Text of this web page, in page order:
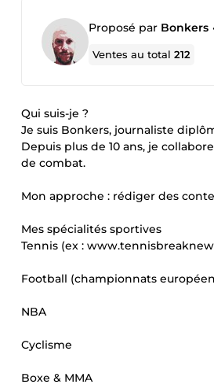
Proposé par Bonkers
Ventes au total212
Qui suis-je ?
Je suis Bonkers, journaliste
Depuis plus de 10 ans, je
de combat.
Mon approche : rédiger des
Mes spécialités sportives
Tennis (ex :
Football (championnats
NBA
Cyclisme
Boxe & MMA